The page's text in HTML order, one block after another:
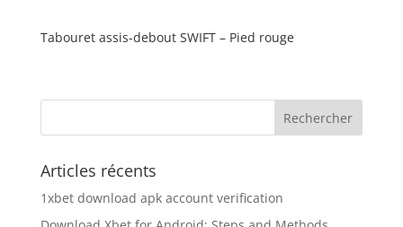
Tabouret assis-debout SWIFT – Pied rouge
Articles récents
1xbet download apk account verification